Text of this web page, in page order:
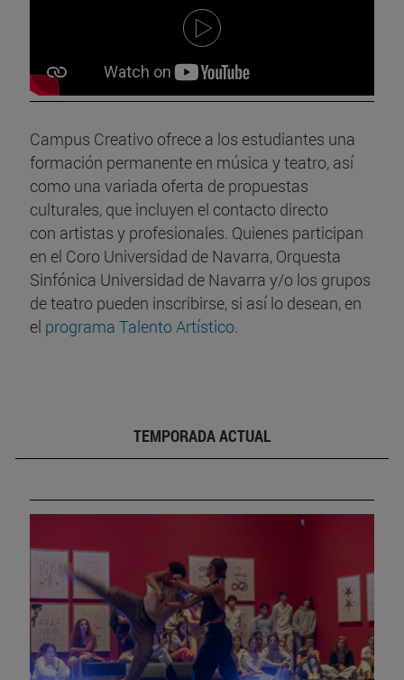
Campus Creativo ofrece a los estudiantes una
formación permanente en música y teatro, así
como una variada oferta de propuestas
culturales, que incluyen el contacto directo
con artistas y profesionales. Quienes participan
en el Coro Universidad de Navarra, Orquesta
Sinfónica Universidad de Navarra y/o los grupos
de teatro pueden inscribirse, si así lo desean, en
el programa Talento Artístico.
TEMPORADA ACTUAL